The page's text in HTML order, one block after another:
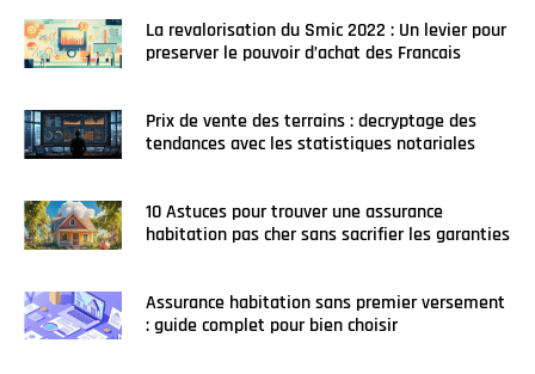
La revalorisation du Smic 2022 : Un levier pour
preserver le pouvoir d’achat des Francais
Prix de vente des terrains : decryptage des
tendances avec les statistiques notariales
10 Astuces pour trouver une assurance
habitation pas cher sans sacrifier les garanties
Assurance habitation sans premier versement
: guide complet pour bien choisir